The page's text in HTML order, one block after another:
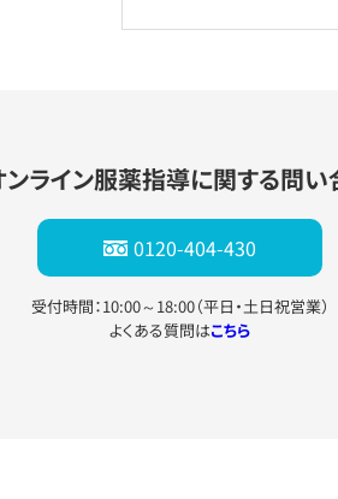
ンライン服薬指導に関する問い
0120-404-430
受付時間：10:00～18:00（平日・土日祝営業）
よくある質問はこちら